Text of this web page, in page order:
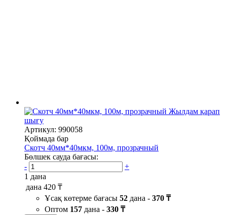
Жылдам қарап
шығу
Артикул: 990058
Қоймада бар
Скотч 40мм*40мкм, 100м, прозрачный
Бөлшек сауда бағасы:
-
+
1 дана
дана 420 ₸
Ұсақ көтерме бағасы 52 дана - 370 ₸
Оптом 157 дана - 330 ₸